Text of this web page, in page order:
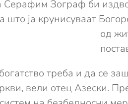
Серафим Зограф би
што ја крунисуваат
од
треба и да се
вели отец Азески.